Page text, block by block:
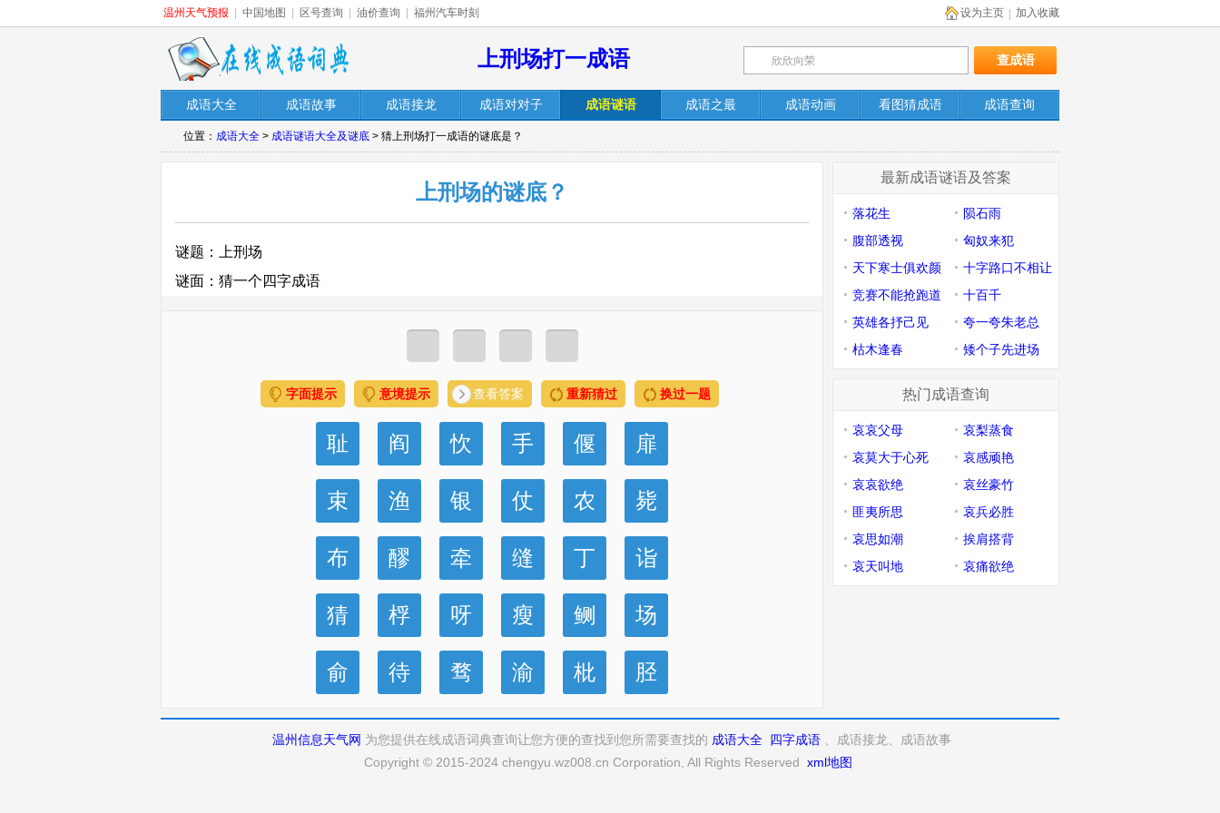
温州天气预报 中国地图 区号查询 油价查询 福州汽车时刻 加入收藏
设为主页
上刑场打一成语
成语大全 成语故事 成语接龙 成语对对子 成语谜语 成语之最 成语动画 看图猜成语 成语查询
位置： 成语大全 > 成语谜语大全及谜底 > 猜上刑场打一成语的谜底是？
上刑场的谜底？
谜题：上刑场
谜面：猜一个四字成语
字面提示 意境提示 查看答案 重新猜过 换过一题
耻 阎 忺 手 偃 扉
束 渔 银 仗 农 毙
布 醪 牵 缝 丁 诣
猜 桴 呀 瘦 鲗 场
俞 待 骛 渝 枇 胫
最新成语谜语及答案
落花生
陨石雨
腹部透视
匈奴来犯
天下寒士俱欢颜
十字路口不相让
竞赛不能抢跑道
十百千
英雄各抒己见
夸一夸朱老总
枯木逢春
矮个子先进场
热门成语查询
哀哀父母
哀梨蒸食
哀莫大于心死
哀感顽艳
哀哀欲绝
哀丝豪竹
匪夷所思
哀兵必胜
哀思如潮
挨肩搭背
哀天叫地
哀痛欲绝
温州信息天气网 为您提供在线成语词典查询让您方便的查找到您所需要查找的 成语大全 四字成语
、成语接龙、成语故事
Copyright © 2015-2024 chengyu.wz008.cn Corporation, All Rights Reserved xml地图